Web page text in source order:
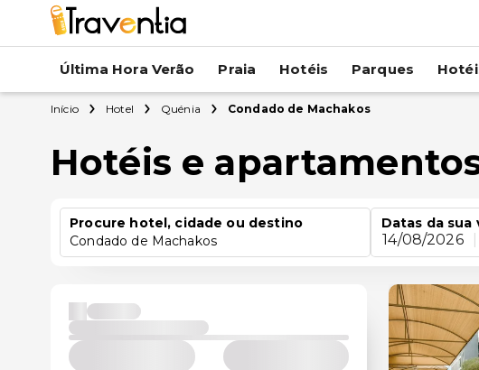
Última Hora Verão Praia Hotéis Parques
Início Hotel Quénia Condado de Machakos
Hotéis e
Procure hotel, cidade ou destino
Condado de Machakos
Datas da sua
14/08/2026